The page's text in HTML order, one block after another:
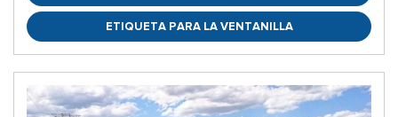
ETIQUETA PARA LA VENTANILLA